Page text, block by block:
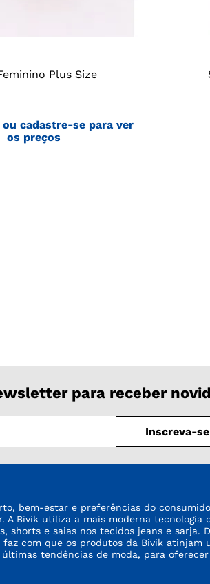
Plus Size
ou cadastre-se para ver
os preços
para receber
Inscreva-se
bem-estar e preferências do
A Bivik utiliza a mais moderna tecnologia
shorts e saias nos tecidos jeans e sarja.
com que os produtos da Bivik atinjam
tendências de moda, para